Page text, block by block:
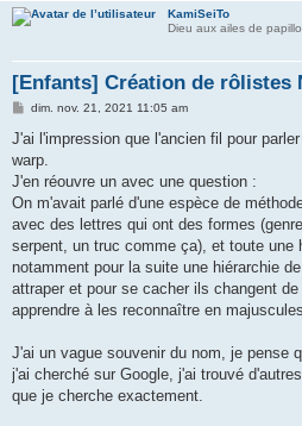
KamiSeiTo
Dieu aux ailes de
[Enfants] Création de rôlistes
M
s
a
g
dim. nov. 21, 2021 11:05 am
J'ai l'impression que l'ancien fil pour
warp.
J'en réouvre un avec une question :
On m'avait parlé d'une espèce de
avec des lettres qui ont des formes
serpent, un truc comme ça), et toute une
notamment pour la suite une hiérarchie
attraper et pour se cacher ils changent
apprendre à les reconnaître en
J'ai un vague souvenir du nom, je pense
j'ai cherché sur Google, j'ai trouvé
que je cherche exactement.